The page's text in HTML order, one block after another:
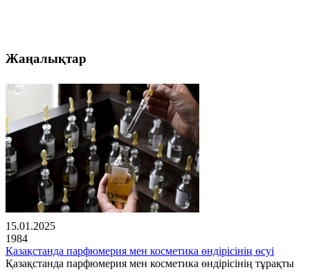
Жаңалықтар
15.01.2025
1984
Қазақстанда парфюмерия мен косметика өндірісінің өсуі
Қазақстанда парфюмерия мен косметика өндірісінің тұрақты